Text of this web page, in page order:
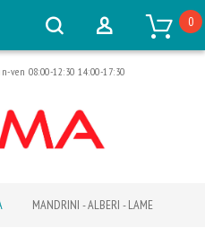
ven 08:00-12:30 14:00-17:30
0
MANDRINI - ALBERI - LAME